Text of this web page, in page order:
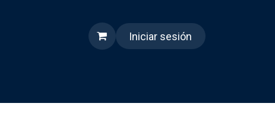
Iniciar sesión